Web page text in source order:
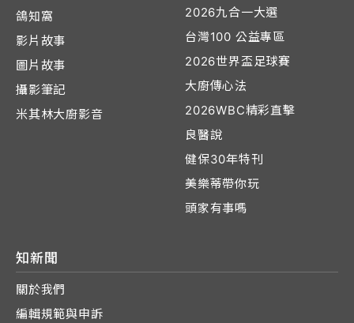
鴿知窩
影片故事
圖片故事
攝影筆記
米其林大廚影音
2026九合一大選
台灣100 公益專區
2026世界盃足球賽
大廚傳心法
2026WBC精彩直擊
良醫說
健保30年特刊
美樂蒂帶你玩
頭家有事嗎
知新聞
關於我們
編輯規範與申訴